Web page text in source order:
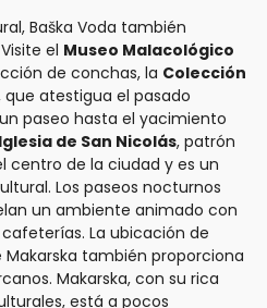
Baška Voda también
el Museo Malacológico
de conchas, la Colección
que atestigua el pasado
paseo hasta el yacimiento
Iglesia de San Nicolás, patrón
centro de la ciudad y es un
Los paseos nocturnos
un ambiente animado con
La ubicación de
Makarska también proporciona
Makarska, con su rica
está a pocos